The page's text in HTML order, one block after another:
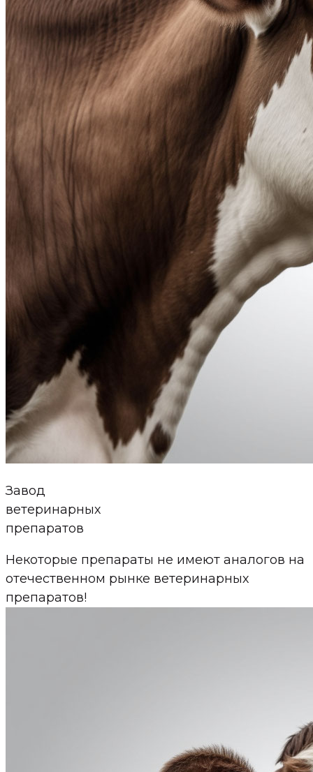
Завод
ветеринарных
препаратов
Некоторые препараты не имеют аналогов на
отечественном рынке ветеринарных
препаратов!